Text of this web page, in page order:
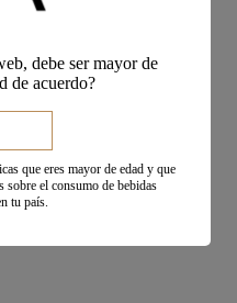
debe ser mayor de
de acuerdo?
que eres mayor de edad y que
sobre el consumo de bebidas
tu país.